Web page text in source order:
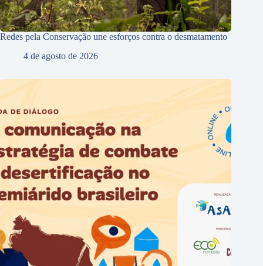
Redes pela Conservação une esforços contra o desmatamento
4 de agosto de 2026